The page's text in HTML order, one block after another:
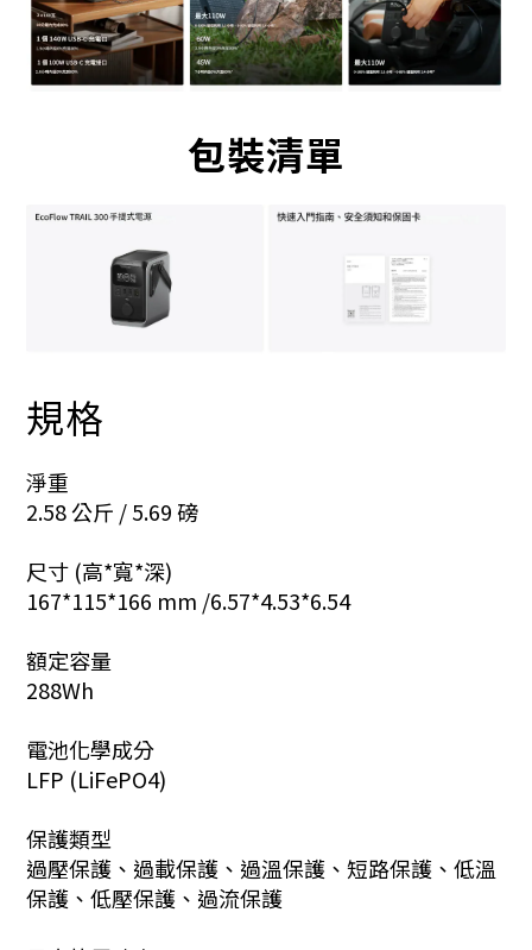
包裝清單
規格
淨重
2.58 公斤 / 5.69 磅
尺寸 (高*寬*深)
167*115*166 mm /6.57*4.53*6.54
額定容量
288Wh
電池化學成分
LFP (LiFePO4)
保護類型
過壓保護、過載保護、過溫保護、短路保護、低溫
保護、低壓保護、過流保護